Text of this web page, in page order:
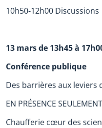
10h50-12h00 Discussions
13 mars de 13h45 à
Conférence publique
Des barrières aux leviers
EN PRÉSENCE SEULEMENT
Chaufferie cœur des